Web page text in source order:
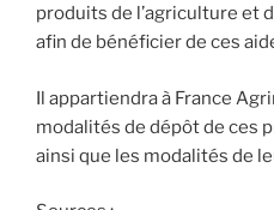
produits de l’agriculture et
afin de bénéficier de ces
Il appartiendra à France
modalités de dépôt de ces
ainsi que les modalités de